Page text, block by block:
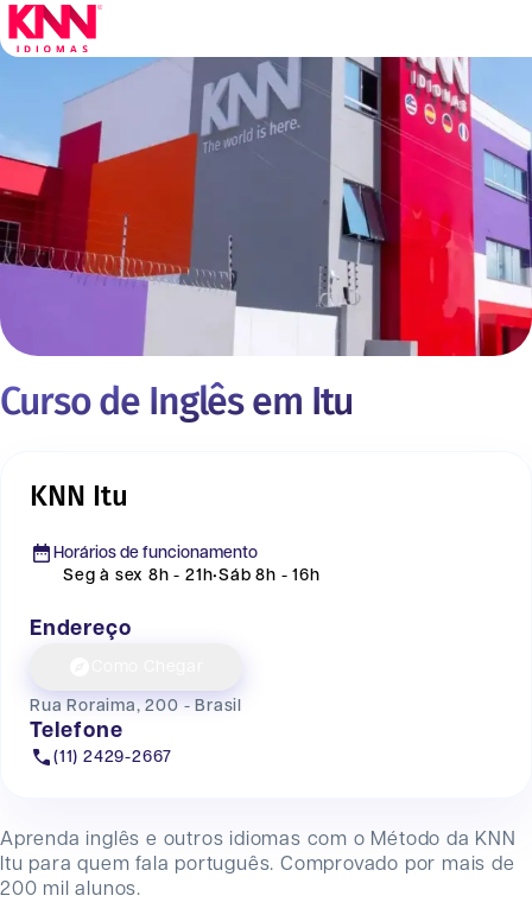
Curso de Inglês em Itu
Aprenda inglês e outros idiomas com o Método da KNN
Itu para quem fala português. Comprovado por mais de
200 mil alunos.
KNN Itu
Horários de funcionamento
Seg à sex 8h - 21h•Sáb 8h - 16h
Endereço
Rua Roraima, 200 - Brasil
Telefone
(11) 2429-2667